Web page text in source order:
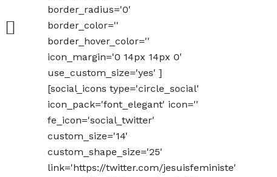
border_radius='0'
border_color=''
border_hover_color=''
icon_margin='0 14px 14px 0'
use_custom_size='yes' ]
[social_icons type='circle_social'
icon_pack='font_elegant' icon=''
fe_icon='social_twitter'
custom_size='14'
custom_shape_size='25'
link='https://twitter.com/jesuisfeministe'